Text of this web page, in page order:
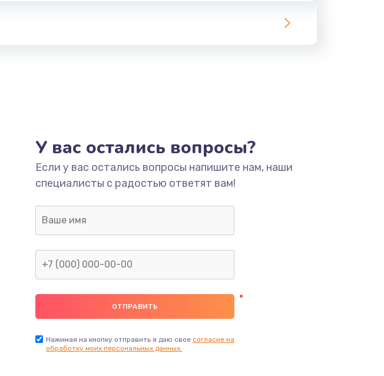
У вас остались вопросы?
Если у вас остались вопросы напишите нам, наши
специалисты с радостью ответят вам!
Нажимая на кнопку отправить я даю свое согласие на
обработку моих персональных данных.